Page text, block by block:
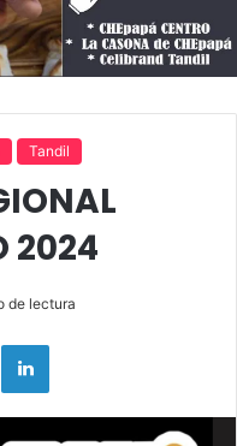
Tandil
2024
de lectura